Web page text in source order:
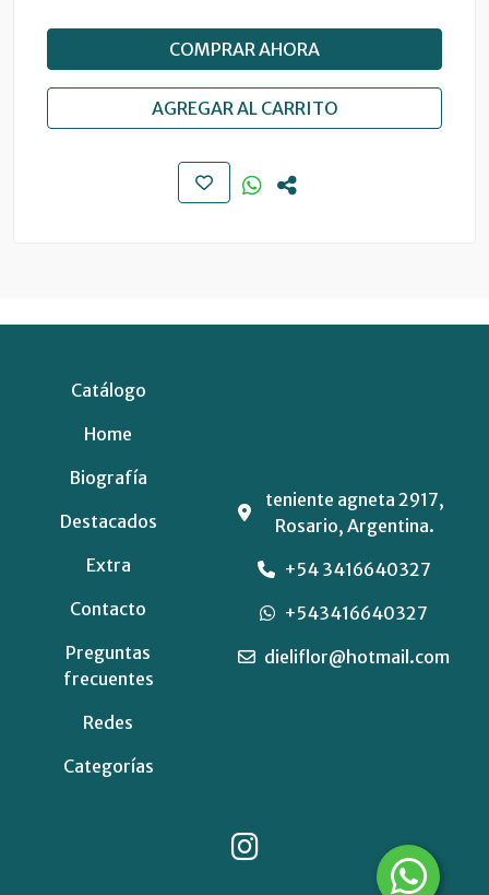
COMPRAR AHORA
AGREGAR AL CARRITO
Catálogo
Home
Biografía
Destacados
Extra
Contacto
Preguntas
frecuentes
Redes
Categorías
teniente agneta 2917,
Rosario, Argentina.
+54 3416640327
+543416640327
dieliflor@hotmail.com